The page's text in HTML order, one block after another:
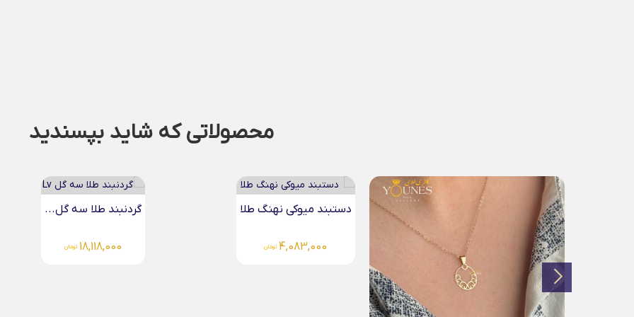
محصولاتی که شاید بپسندید
دستبند میوکی نهنگ طلا
4,083,000
گردنبند طلا سه گل...
18,118,000 تومان